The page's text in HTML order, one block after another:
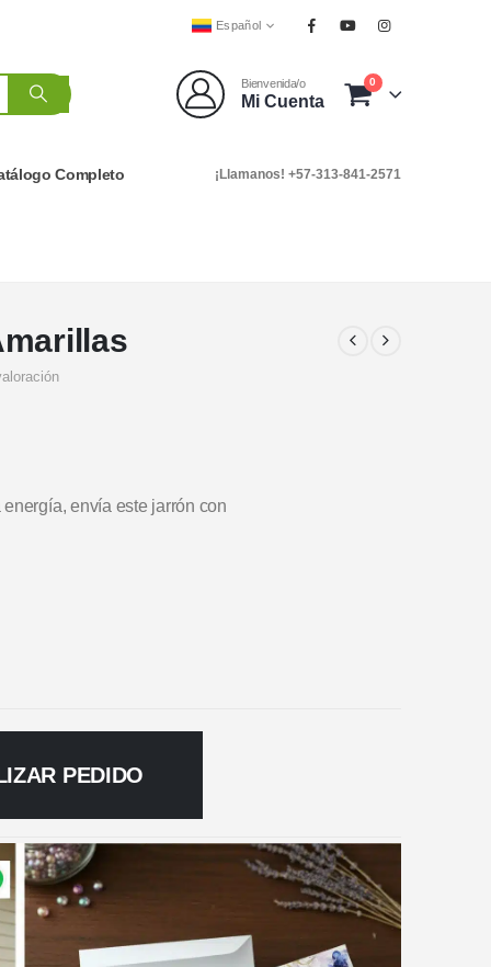
Español
Bienvenida/o
Mi Cuenta
0
Completo ¡Llamanos! +57-313-841-2571
envía este jarrón con
PEDIDO